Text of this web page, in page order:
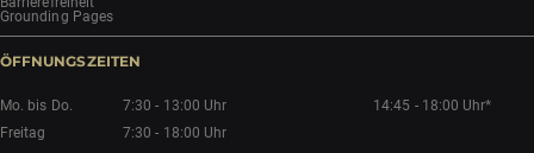
Grounding Pages
ÖFFNUNGSZEITEN
Mo. bis Do. 7:30 - 13:00 Uhr
14:45 - 18:00 Uhr*
Freitag
7:30 - 18:00 Uhr